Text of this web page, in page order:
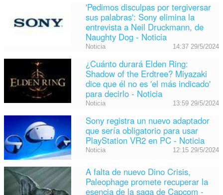
'Pedimos disculpas por tergiversar
sus palabras': Sony elimina la
entrevista a Neil Druckmann, de
Naughty Dog - Noticia
Noticia 14:37 29/5/2024
¿Cuánto durará Elden Ring:
Shadow of the Erdtree? Miyazaki
dice que él no es 'el más indicado'
para decirlo - Noticia
Noticia 13:59 29/5/2024
Sony registra un nuevo adaptador
que sería obligatorio para usar
PlayStation VR2 en PC - Noticia
Noticia 12:15 29/5/2024
A falta de nuevo Dino Crisis,
Paleophage promete recuperar la
esencia de la saga de Capcom -